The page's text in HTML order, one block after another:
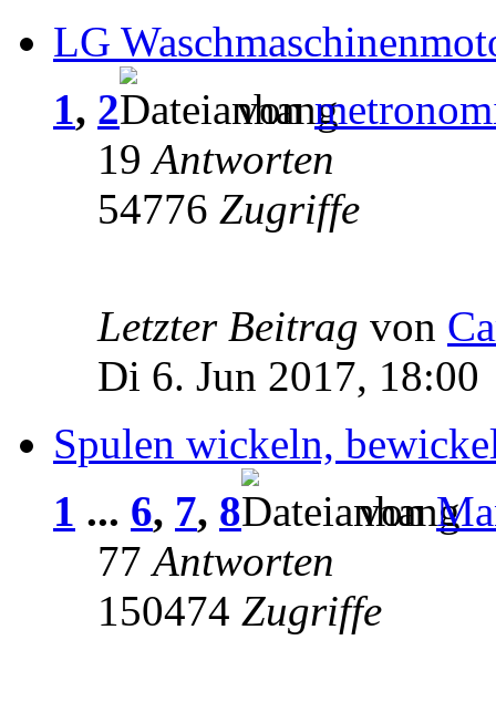
LG
1, 2 von
19Antworten
54776 Zugriffe
Letzter Beitrag von
Di 6. Jun 2017, 18:00
Spulen wickeln,
1 ... 6, 7, 8 von
77Antworten
150474 Zugriffe